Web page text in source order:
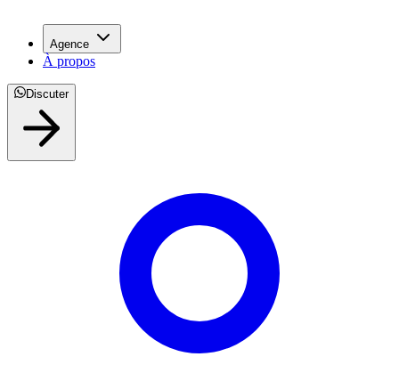
Agence
À propos
Discuter